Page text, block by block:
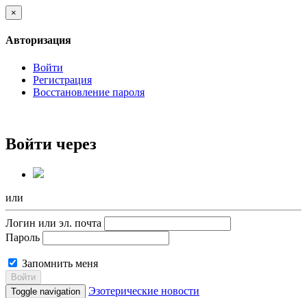
×
Авторизация
Войти
Регистрация
Восстановление пароля
Войти через
или
Логин или эл. почта
Пароль
Запомнить меня
Войти
Toggle navigation
Эзотерические новости